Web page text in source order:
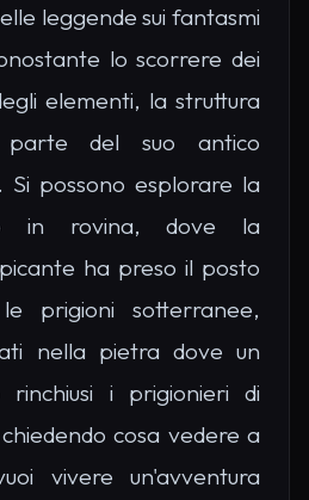
leggende sui fantasmi
lo scorrere dei
elementi, la struttura
parte del suo antico
Si possono esplorare la
in rovina, dove la
ha preso il posto
prigioni sotterranee,
nella pietra dove un
rinchiusi i prigionieri di
cosa vedere a
vivere un'avventura